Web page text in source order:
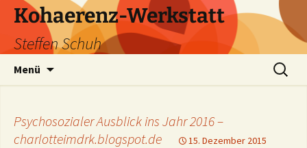
Zum
Inhalt
springen
Kohaerenz-Werkstatt
Steffen Schuh
Menü
Suchen
nach:
Psychosozialer Ausblick ins Jahr 2016 –
charlotteimdrk.blogspot.de
15. Dezember 2015